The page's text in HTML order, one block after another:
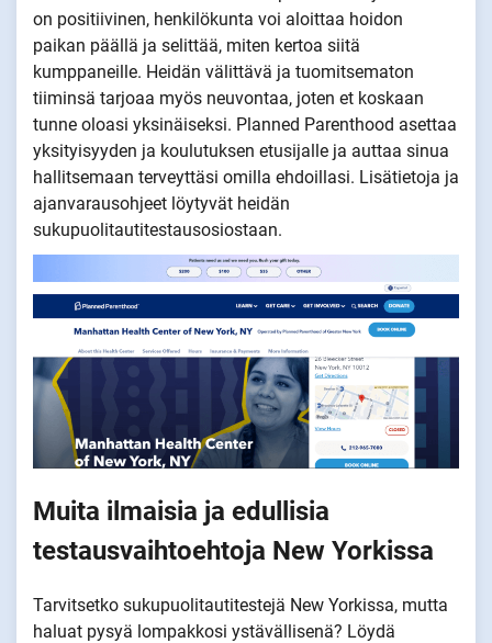
on positiivinen, henkilökunta voi aloittaa hoidon
paikan päällä ja selittää, miten kertoa siitä
kumppaneille. Heidän välittävä ja tuomitsematon
tiiminsä tarjoaa myös neuvontaa, joten et koskaan
tunne oloasi yksinäiseksi. Planned Parenthood asettaa
yksityisyyden ja koulutuksen etusijalle ja auttaa sinua
hallitsemaan terveyttäsi omilla ehdoillasi. Lisätietoja ja
ajanvarausohjeet löytyvät heidän
sukupuolitautitestausosiostaan.
Muita ilmaisia ja edullisia
testausvaihtoehtoja New Yorkissa
Tarvitsetko sukupuolitautitestejä New Yorkissa, mutta
haluat pysyä lompakkosi ystävällisenä? Löydä